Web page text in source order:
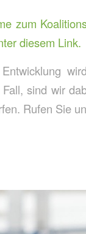
zum
diesem Link.
sind wir
Rufen Sie